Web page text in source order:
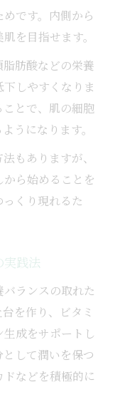
です。内側から
を目指せます。
肪酸などの栄養
しやすくなりま
とで、肌の細胞
うになります。
もありますが、
ら始めることを
くり現れるた
実践法
ランスの取れた
を作り、ビタミ
成をサポートし
して潤いを保つ
などを積極的に